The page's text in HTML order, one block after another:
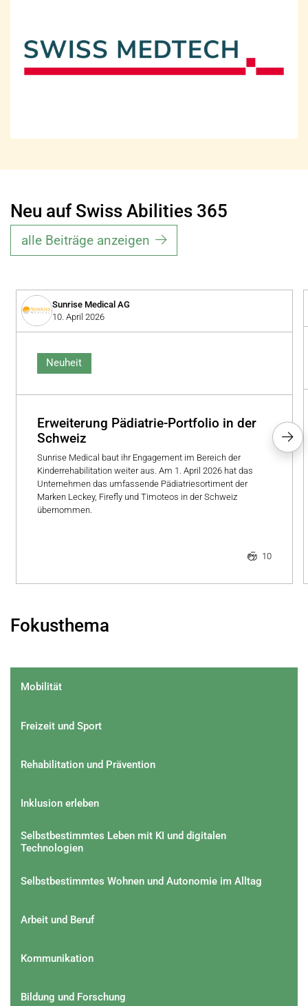
Neu auf Swiss Abilities 365
alle Beiträge anzeigen
Sunrise Medical AG
10. April 2026
Neuheit
Erweiterung Pädiatrie-Portfolio in der
Schweiz
Sunrise Medical baut ihr Engagement im Bereich der
Kinderrehabilitation weiter aus. Am 1. April 2026 hat das
Unternehmen das umfassende Pädiatriesortiment der
Marken Leckey, Firefly und Timoteos in der Schweiz
übernommen.
10
Fokusthema
Mobilität
Freizeit und Sport
Rehabilitation und Prävention
Inklusion erleben
Selbstbestimmtes Leben mit KI und digitalen
Technologien
Selbstbestimmtes Wohnen und Autonomie im Alltag
Arbeit und Beruf
Kommunikation
Bildung und Forschung